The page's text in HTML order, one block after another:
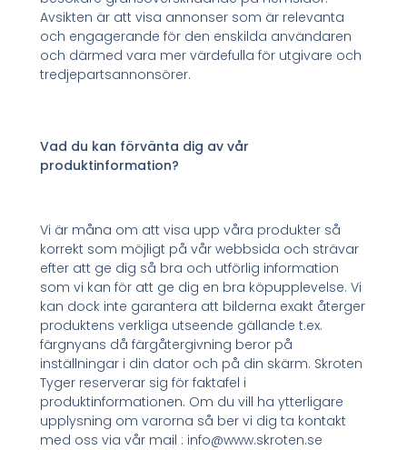
Avsikten är att visa annonser som är relevanta
och engagerande för den enskilda användaren
och därmed vara mer värdefulla för utgivare och
tredjepartsannonsörer.
Vad du kan förvänta dig av vår
produktinformation?
Vi är måna om att visa upp våra produkter så
korrekt som möjligt på vår webbsida och strävar
efter att ge dig så bra och utförlig information
som vi kan för att ge dig en bra köpupplevelse. Vi
kan dock inte garantera att bilderna exakt återger
produktens verkliga utseende gällande t.ex.
färgnyans då färgåtergivning beror på
inställningar i din dator och på din skärm. Skroten
Tyger reserverar sig för faktafel i
produktinformationen. Om du vill ha ytterligare
upplysning om varorna så ber vi dig ta kontakt
med oss via vår mail : info@www.skroten.se